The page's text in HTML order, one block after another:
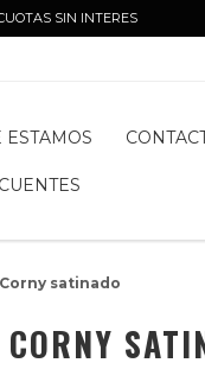
SIN INTERES
satinado